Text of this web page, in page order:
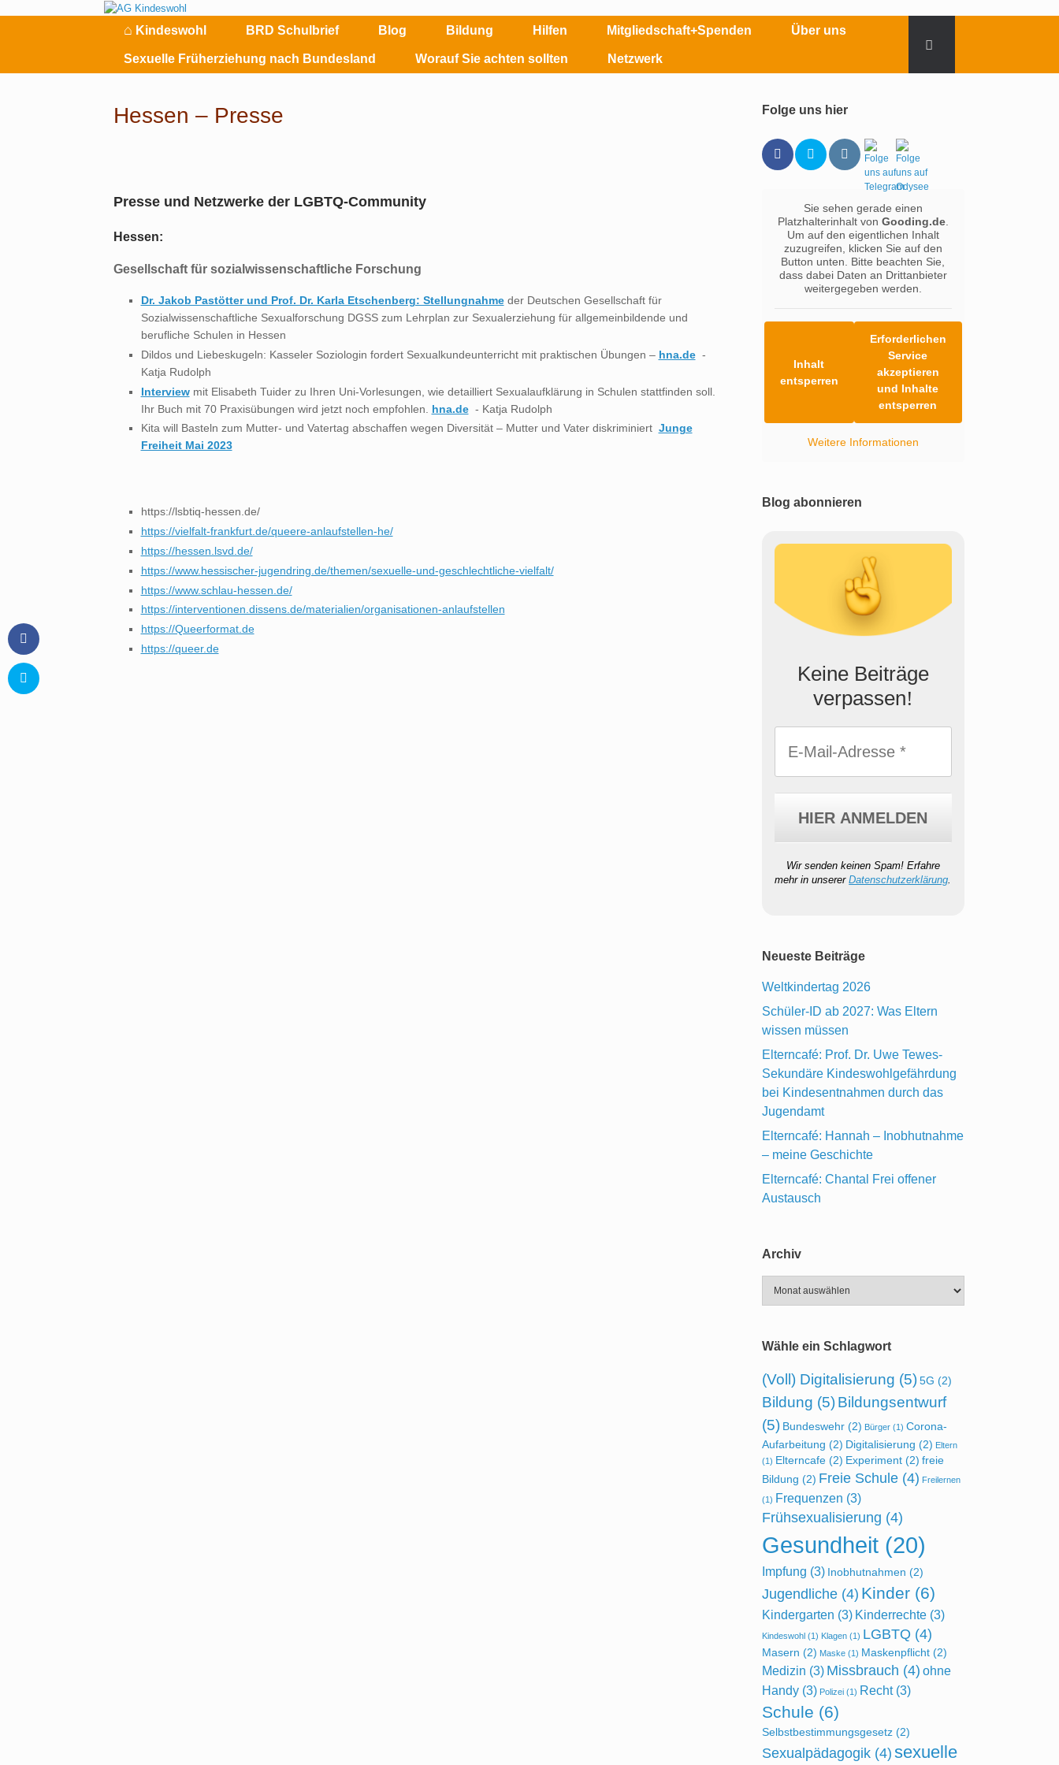
⌂ Kindeswohl BRD Schulbrief Blog Bildung Hilfen Mitgliedschaft+Spenden Über uns
Sexuelle Früherziehung nach Bundesland Worauf Sie achten sollten Netzwerk
Hessen – Presse
Presse und Netzwerke der LGBTQ-Community
Hessen:
Gesellschaft für sozialwissenschaftliche Forschung
Dr. Jakob Pastötter und Prof. Dr. Karla Etschenberg: Stellungnahmeder Deutschen Gesellschaft für
Sozialwissenschaftliche Sexualforschung DGSS zum Lehrplan zur Sexualerziehung für allgemeinbildende und
berufliche Schulen in Hessen
Dildos und Liebeskugeln: Kasseler Soziologin fordert Sexualkundeunterricht mit praktischen Übungen – hna.de-
Katja Rudolph
Interviewmit Elisabeth Tuider zu Ihren Uni-Vorlesungen, wie detailliert Sexualaufklärung in Schulen stattfinden soll.
Ihr Buch mit 70 Praxisübungen wird jetzt noch empfohlen. hna.de- Katja Rudolph
Kita will Basteln zum Mutter- und Vatertag abschaffen wegen Diversität – Mutter und Vater diskriminiert Junge
Freiheit Mai 2023
https://lsbtiq-hessen.de/
https://vielfalt-frankfurt.de/queere-anlaufstellen-he/
https://hessen.lsvd.de/
https://www.hessischer-jugendring.de/themen/sexuelle-und-geschlechtliche-vielfalt/
https://www.schlau-hessen.de/
https://interventionen.dissens.de/materialien/organisationen-anlaufstellen
https://Queerformat.de
https://queer.de
Folge uns hier
Sie sehen gerade einen
Platzhalterinhalt von Gooding.de.
Um auf den eigentlichen Inhalt
zuzugreifen, klicken Sie auf den
Button unten. Bitte beachten Sie,
dass dabei Daten an Drittanbieter
weitergegeben werden.
Inhalt
entsperren
Erforderlichen
Service
akzeptieren
und Inhalte
entsperren
Weitere Informationen
Blog abonnieren
Keine Beiträge
verpassen!
Wir senden keinen Spam! Erfahre
mehr in unsererDatenschutzerklärung.
Neueste Beiträge
Weltkindertag 2026
Schüler-ID ab 2027: Was Eltern
wissen müssen
Elterncafé: Prof. Dr. Uwe Tewes-
Sekundäre Kindeswohlgefährdung
bei Kindesentnahmen durch das
Jugendamt
Elterncafé: Hannah – Inobhutnahme
– meine Geschichte
Elterncafé: Chantal Frei offener
Austausch
Archiv
Wähle ein Schlagwort
(Voll) Digitalisierung (5)5G (2)
Bildung (5)Bildungsentwurf
(5) Bundeswehr(2) Bürger(1) Corona-
Aufarbeitung (2) Digitalisierung (2) Eltern
(1) Elterncafe(2) Experiment(2) freie
Bildung (2) Freie Schule(4) Freilernen
(1) Frequenzen (3)
Frühsexualisierung (4)
Gesundheit(20)
Impfung (3) Inobhutnahmen (2)
Jugendliche(4) Kinder(6)
Kindergarten (3) Kinderrechte(3)
Kindeswohl(1) Klagen(1) LGBTQ (4)
Masern (2) Maske(1) Maskenpflicht(2)
Medizin (3) Missbrauch (4) ohne
Handy(3) Polizei(1) Recht(3)
Schule (6)
Selbstbestimmungsgesetz(2)
Sexualpädagogik(4) sexuelle